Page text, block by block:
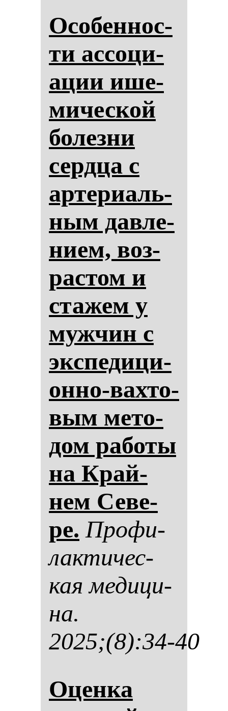
Осо­бен­нос­
ти ас­со­ци­
ации ише­
ми­чес­кой
бо­лез­ни
сер­дца с
ар­те­ри­аль­
ным дав­ле­
ни­ем, воз­
рас­том и
ста­жем у
муж­чин с
эк­спе­ди­ци­
он­но-вах­то­
вым ме­то­
дом ра­бо­ты
на Край­
нем Се­ве­
ре. Про­фи­
лак­ти­чес­
кая ме­ди­ци­
на.
2025;(8):34-40
Оцен­ка